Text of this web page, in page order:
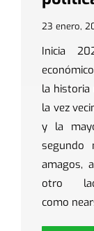
23 enero,
Inicia
la historia
la vez
y la
segundo
amagos,
otro
como